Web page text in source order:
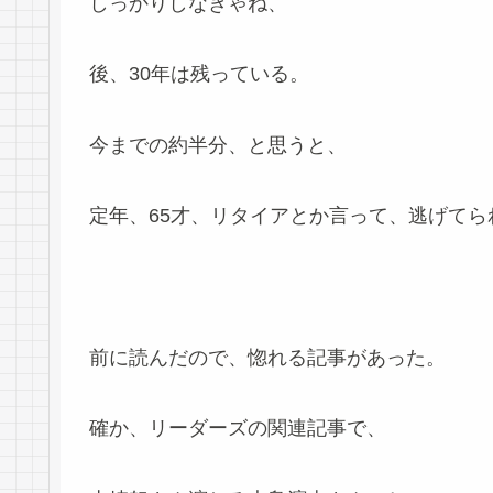
後、30年は残っている。
今までの約半分、と思うと、
定年、65才、リタイアとか言って、逃げてら
前に読んだので、惚れる記事があった。
確か、リーダーズの関連記事で、